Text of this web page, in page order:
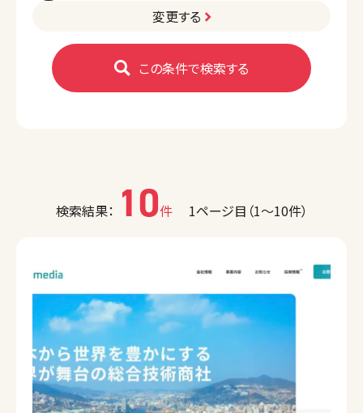
変更する
この条件で検索する
検索結果： 10件 1ページ目（1〜10件）